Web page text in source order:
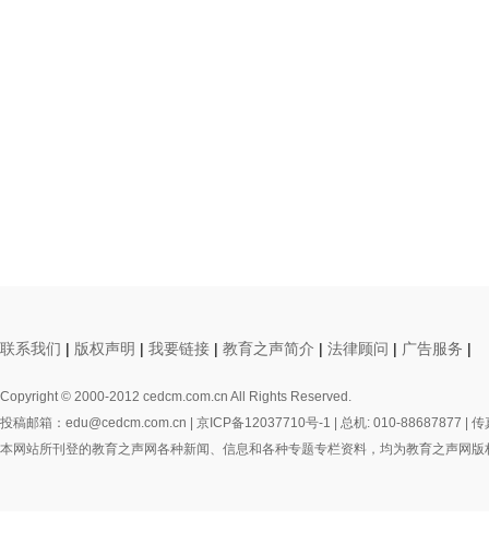
联系我们 | 版权声明 | 我要链接 | 教育之声简介 | 法律顾问 | 广告服务 |
Copyright © 2000-2012 cedcm.com.cn All Rights Reserved.
投稿邮箱：edu@cedcm.com.cn | 京ICP备12037710号-1 | 总机: 010-88687877 |
本网站所刊登的教育之声网各种新闻、信息和各种专题专栏资料，均为教育之声网